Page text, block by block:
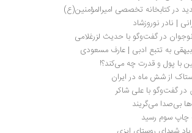
| نادر نوروزشاد
در گفت‌وگو با حدیث لزرغلامی
به تتبع ادبی | عارف مسعودی
با پول و قدرت چه می‌کند؟!
از شش ماه در ایران
گفت‌وگو با علی شاکر
بی‌صدا می‌گریند
چاپ سوم رسید